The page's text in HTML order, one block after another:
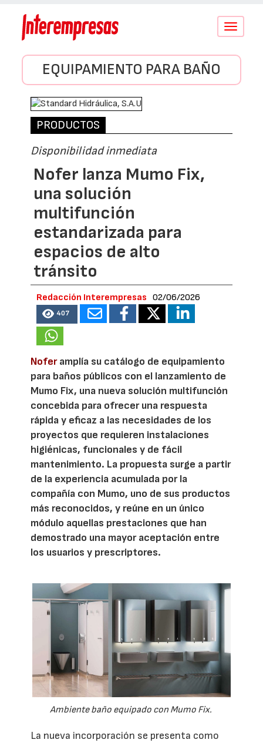
Conmutar
EQUIPAMIENTO PARA BAÑO
PRODUCTOS
Disponibilidad inmediata
Nofer lanza Mumo Fix,
una solución
multifunción
estandarizada para
espacios de alto
tránsito
Redacción Interempresas 02/06/2026
407
Noferamplía su catálogo de equipamiento
para baños públicos con el lanzamiento de
Mumo Fix, una nueva solución multifunción
concebida para ofrecer una respuesta
rápida y eficaz a las necesidades de los
proyectos que requieren instalaciones
higiénicas, funcionales y de fácil
mantenimiento. La propuesta surge a partir
de la experiencia acumulada por la
compañía con Mumo, uno de sus productos
más reconocidos, y reúne en un único
módulo aquellas prestaciones que han
demostrado una mayor aceptación entre
los usuarios y prescriptores.
Ambiente baño equipado con Mumo Fix.
La nueva incorporación se presenta como